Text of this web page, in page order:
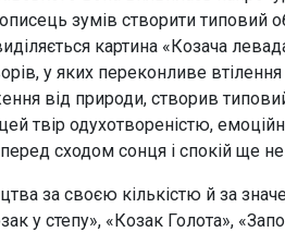
зумів створити типовий
картина «Козача
у яких переконливе
від природи, створив
одухотвореністю,
сходом сонця і спокій ще
за своєю кількістю й за
у степу», «Козак Голота»,